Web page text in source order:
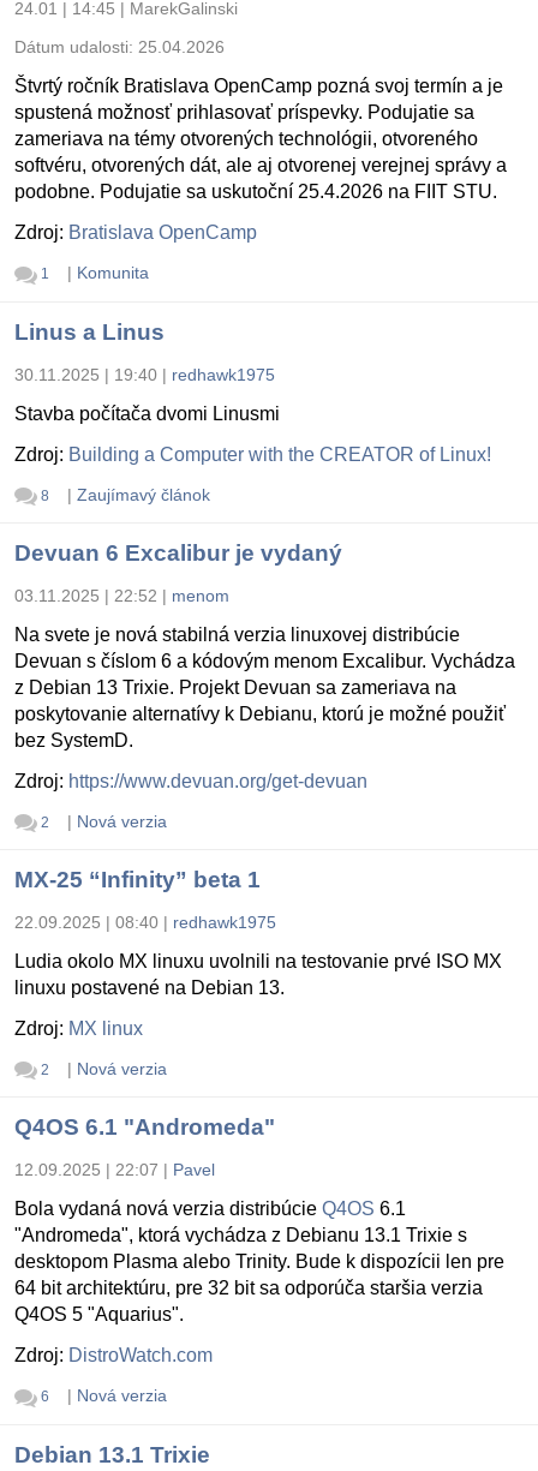
24.01 | 14:45 | MarekGalinski
Dátum udalosti: 25.04.2026
Štvrtý ročník Bratislava OpenCamp pozná svoj termín a je
spustená možnosť prihlasovať príspevky. Podujatie sa
zameriava na témy otvorených technológii, otvoreného
softvéru, otvorených dát, ale aj otvorenej verejnej správy a
podobne. Podujatie sa uskutoční 25.4.2026 na FIIT STU.
Zdroj: Bratislava OpenCamp
1 | Komunita
Linus a Linus
30.11.2025 | 19:40 | redhawk1975
Stavba počítača dvomi Linusmi
Zdroj: Building a Computer with the CREATOR of Linux!
8 | Zaujímavý článok
Devuan 6 Excalibur je vydaný
03.11.2025 | 22:52 | menom
Na svete je nová stabilná verzia linuxovej distribúcie
Devuan s číslom 6 a kódovým menom Excalibur. Vychádza
z Debian 13 Trixie. Projekt Devuan sa zameriava na
poskytovanie alternatívy k Debianu, ktorú je možné použiť
bez SystemD.
Zdroj: https://www.devuan.org/get-devuan
2 | Nová verzia
MX-25 “Infinity” beta 1
22.09.2025 | 08:40 | redhawk1975
Ludia okolo MX linuxu uvolnili na testovanie prvé ISO MX
linuxu postavené na Debian 13.
Zdroj: MX linux
2 | Nová verzia
Q4OS 6.1 "Andromeda"
12.09.2025 | 22:07 | Pavel
Bola vydaná nová verzia distribúcie Q4OS 6.1
"Andromeda", ktorá vychádza z Debianu 13.1 Trixie s
desktopom Plasma alebo Trinity. Bude k dispozícii len pre
64 bit architektúru, pre 32 bit sa odporúča staršia verzia
Q4OS 5 "Aquarius".
Zdroj: DistroWatch.com
6 | Nová verzia
Debian 13.1 Trixie